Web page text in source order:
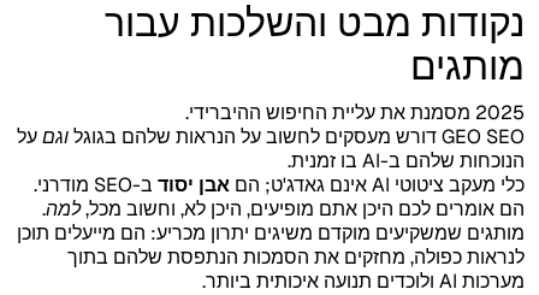
נקודות מבט והשלכות עבור
מותגים
2025 מסמנת את עליית החיפוש ההיברידי.
GEO SEO דורש מעסקים לחשוב על הנראות שלהם בגוגל
וגםעל
הנוכחות שלהם ב-AI בו זמנית.
כלי מעקב ציטוטי AI אינם גאדג'ט; הם
אבן יסוד ב-SEO מודרני.
הם אומרים לכם היכן אתם מופיעים, היכן לא, וחשוב מכל,למה.
מותגים שמשקיעים מוקדם משיגים יתרון מכריע: הם מייעלים תוכן
לנראות כפולה, מחזקים את הסמכות הנתפסת שלהם בתוך
מערכות AI ולוכדים תנועה איכותית ביותר.